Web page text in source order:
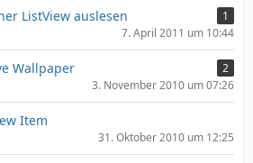
ListView auslesen
1
7. April 2011 um 10:44
Wallpaper
2
3. November 2010 um 07:26
Item
31. Oktober 2010 um 12:25